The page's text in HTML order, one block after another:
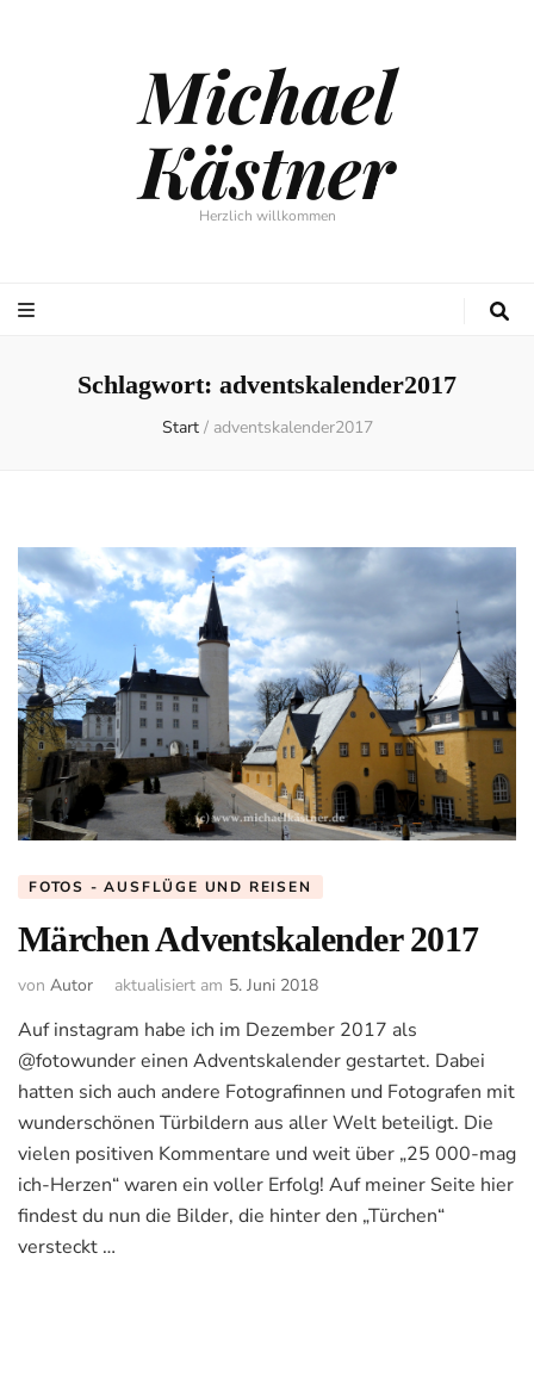
Michael
Kästner
Herzlich willkommen
Schlagwort: adventskalender2017
Start / adventskalender2017
FOTOS - AUSFLÜGE UND REISEN
Märchen Adventskalender 2017
von Autor aktualisiert am 5. Juni 2018
Auf instagram habe ich im Dezember 2017 als
@fotowunder einen Adventskalender gestartet. Dabei
hatten sich auch andere Fotografinnen und Fotografen mit
wunderschönen Türbildern aus aller Welt beteiligt. Die
vielen positiven Kommentare und weit über „25 000-mag
ich-Herzen“ waren ein voller Erfolg! Auf meiner Seite hier
findest du nun die Bilder, die hinter den „Türchen“
versteckt …